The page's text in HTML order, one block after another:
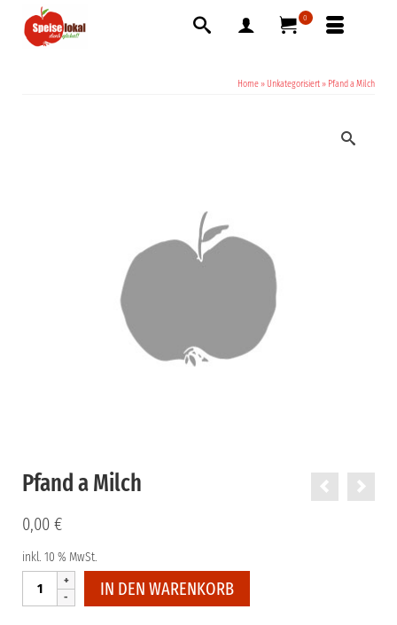
0
Home »Unkategorisiert » Pfand a Milch
Pfand a Milch
0,00 €
inkl. 10 % MwSt.
IN DEN WARENKORB